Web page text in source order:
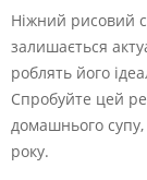
Ніжний рисовий
залишається
роблять його
Спробуйте цей
домашнього супу,
року.